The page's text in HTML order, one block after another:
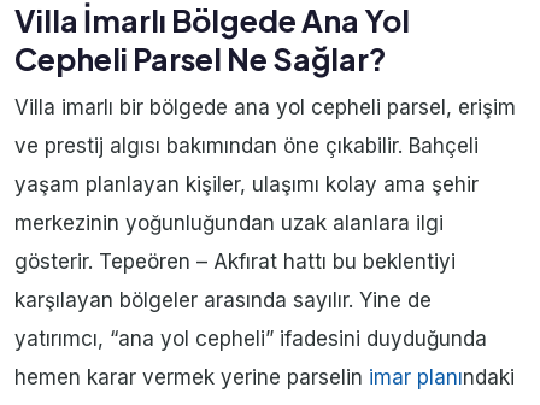
Villa İmarlı Bölgede Ana Yol
Cepheli Parsel Ne Sağlar?
Villa imarlı bir bölgede ana yol cepheli parsel, erişim
ve prestij algısı bakımından öne çıkabilir. Bahçeli
yaşam planlayan kişiler, ulaşımı kolay ama şehir
merkezinin yoğunluğundan uzak alanlara ilgi
gösterir. Tepeören – Akfırat hattı bu beklentiyi
karşılayan bölgeler arasında sayılır. Yine de
yatırımcı, “ana yol cepheli” ifadesini duyduğunda
hemen karar vermek yerine parselin imar planındaki